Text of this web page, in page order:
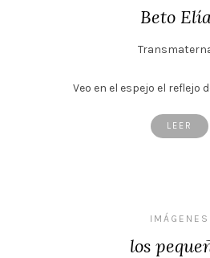
Beto
Para
Veo en el espejo el reflejo
LEER
IMÁGENES
los